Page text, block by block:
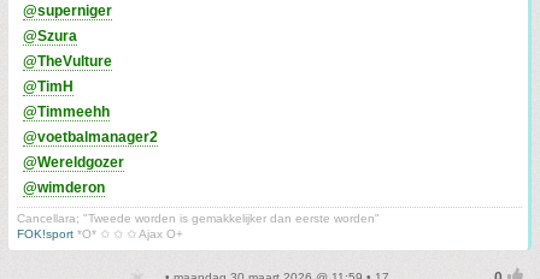
@superniger
@Szura
@TheVulture
@TimH
@Timmeehh
@voetbalmanager2
@Wereldgozer
@wimderon
Cancellara; "Tweede worden is gemakkelijker dan eerste worden"
FOK!sport *O* ✩ ✩ ✩ Ajax O+